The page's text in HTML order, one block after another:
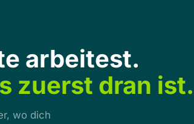
arbeitest.
zuerst dran ist.
wo dich